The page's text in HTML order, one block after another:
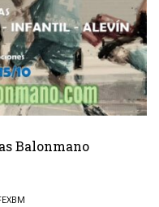
Balonmano